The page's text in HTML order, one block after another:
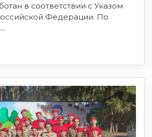
в соответствии с Указом
Федерации. По